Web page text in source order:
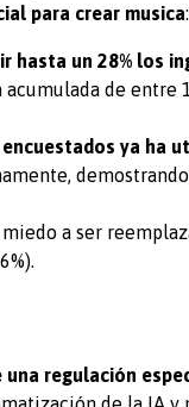
para crear musica:
hasta un 28% los
de
encuestados ya ha
a ser
regulación